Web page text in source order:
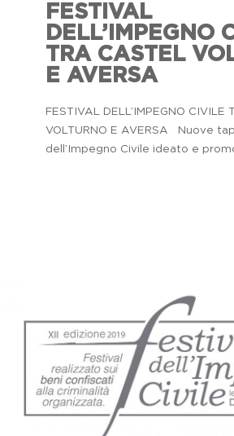
FESTIVAL
DELL’IMPEGNO
TRA CASTEL
E AVERSA
FESTIVAL DELL’IMPEGNO CIVILE
VOLTURNO E AVERSA Nuove
dell’Impegno Civile ideato e